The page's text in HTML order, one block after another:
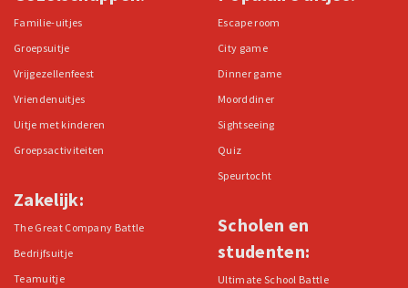
Familie-uitjes
Groepsuitje
Vrijgezellenfeest
Vriendenuitjes
Uitje met kinderen
Groepsactiviteiten
Zakelijk:
The Great Company Battle
Bedrijfsuitje
Teamuitje
Escape room
City game
Dinner game
Moorddiner
Sightseeing
Quiz
Speurtocht
Scholen en
studenten:
Ultimate School Battle